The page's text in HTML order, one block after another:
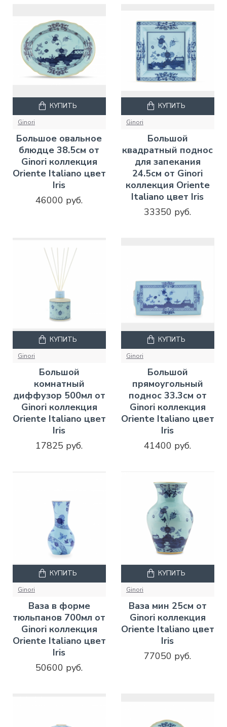
Ginori
Большое овальное
блюдце 38.5см от
Ginori коллекция
Oriente Italiano цвет
Iris
46000 руб.
КУПИТЬ
Ginori
Большой
квадратный поднос
для запекания
24.5см от Ginori
коллекция Oriente
Italiano цвет Iris
33350 руб.
КУПИТЬ
Ginori
Большой
комнатный
диффузор 500мл от
Ginori коллекция
Oriente Italiano цвет
Iris
17825 руб.
КУПИТЬ
Ginori
Большой
прямоугольный
поднос 33.3см от
Ginori коллекция
Oriente Italiano цвет
Iris
41400 руб.
КУПИТЬ
Ginori
Ваза в форме
тюльпанов 700мл от
Ginori коллекция
Oriente Italiano цвет
Iris
50600 руб.
КУПИТЬ
Ginori
Ваза мин 25см от
Ginori коллекция
Oriente Italiano цвет
Iris
77050 руб.
КУПИТЬ